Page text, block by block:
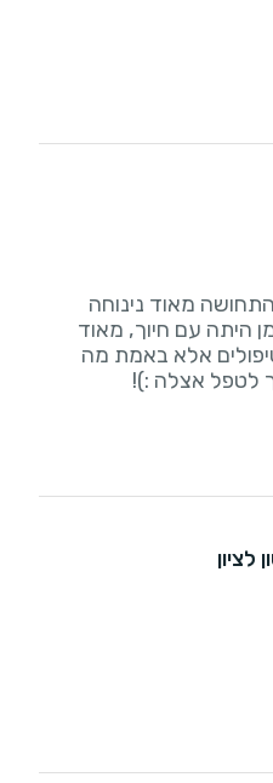
מאוד נינוחה
היתה עם חיוך, מאוד
אלא באמת מה
לטפל אצלה :)!
לציון